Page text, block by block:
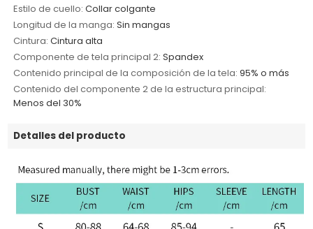
Estilo de cuello: Collar colgante
Longitud de la manga: Sin mangas
Cintura: Cintura alta
Componente de tela principal 2: Spandex
Contenido principal de la composición de la tela: 95% o más
Contenido del componente 2 de la estructura principal:
Menos del 30%
Detalles del producto